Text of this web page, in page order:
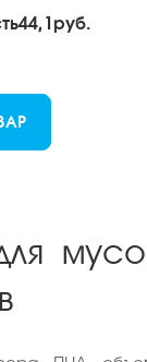
44,1руб.